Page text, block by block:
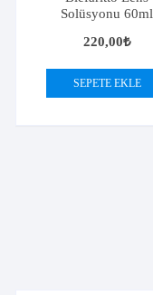
Solüsyonu 60ml
220,00₺
SEPETE EKLE